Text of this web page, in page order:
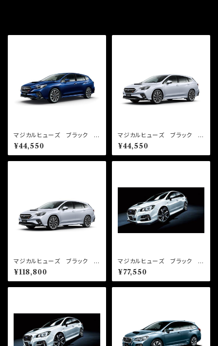
マジカルヒューズ ブラック ス
タートキット レヴォーグ VN
H 2400cc MFSB159 27
個
¥44,550
マジカルヒューズ ブラック ス
タートキット レヴォーグ VN5
MFSB137 27個
¥44,550
マジカルヒューズ ブラック フ
ルキット レヴォーグ VN5
MFSFB136 72個
¥118,800
マジカルヒューズ ブラック フ
ルキット レヴォーグ VM 2
019年6月～ MFSFB104 4
7個
¥77,550